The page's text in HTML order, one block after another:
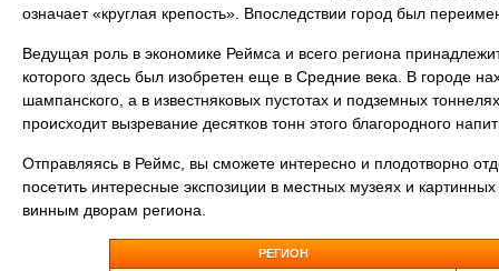
означает «круглая крепость». Впоследствии город был
Ведущая роль в экономике Реймса и всего региона
которого здесь был изобретен еще в Средние века. В городе
шампанского, а в известняковых пустотах и подземных
происходит вызревание десятков тонн этого благородного
Отправляясь в Реймс, вы сможете интересно и плодотворно
посетить интересные экспозиции в местных музеях и
винным дворам региона.
РЕГИОН